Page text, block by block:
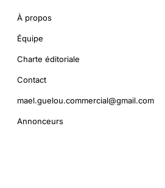
À propos
Équipe
Charte éditoriale
Contact
mael.guelou.commercial@gmail.com
Annonceurs